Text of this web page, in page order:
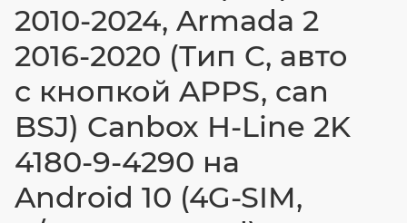
2010-2024, Armada 2
2016-2020 (Тип C, авто
с кнопкой APPS, can
BSJ) Canbox H-Line 2K
4180-9-4290 на
Android 10 (4G-SIM,